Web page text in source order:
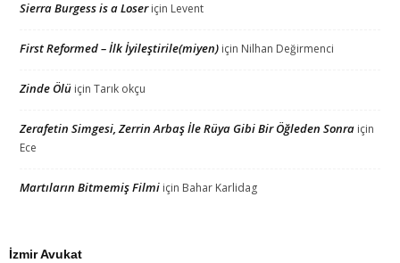
Sierra Burgess is a Loseriçin Levent
First Reformed – İlk İyileştirile(miyen) için Nilhan Değirmenci
Zinde Ölü için Tarık okçu
Zerafetin Simgesi, Zerrin Arbaş İle Rüya Gibi Bir Öğleden Sonra için
Ece
Martıların Bitmemiş Filmi için Bahar Karlidag
İzmir Avukat